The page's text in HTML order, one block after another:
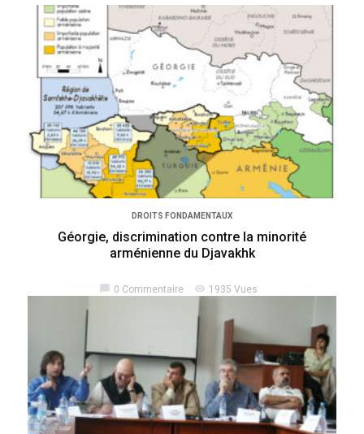
DROITS FONDAMENTAUX
Géorgie, discrimination contre la minorité
arménienne du Djavakhk
0 Commentaire visibility 1935 Vues